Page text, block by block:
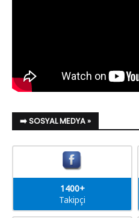
➡️ SOSYAL MEDYA »
1400+
Takipçi